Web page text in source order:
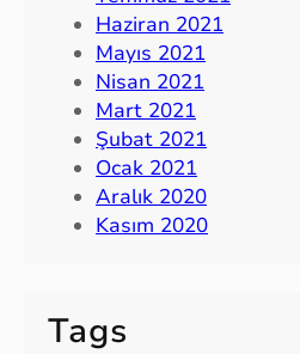
Haziran 2021
Mayıs 2021
Nisan 2021
Mart 2021
Şubat 2021
Ocak 2021
Aralık 2020
Kasım 2020
Tags